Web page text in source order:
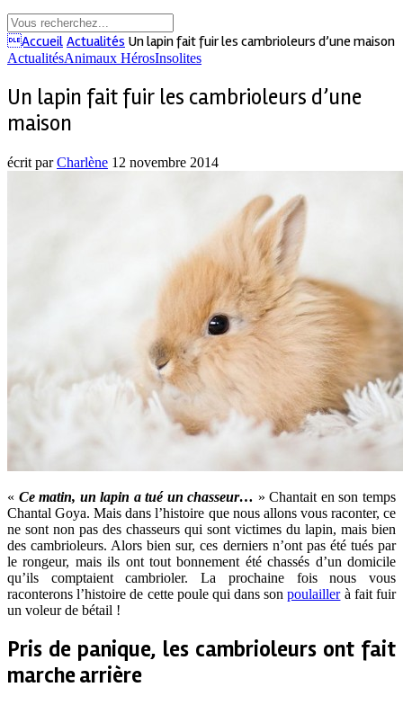
Accueil Actualités Un lapin fait fuir les cambrioleurs d’une maison
ActualitésAnimaux HérosInsolites
Un lapin fait fuir les cambrioleurs d’une
maison
écrit parCharlène 12 novembre 2014
« Ce matin, un lapin a tué un chasseur… » Chantait en son temps
Chantal Goya. Mais dans l’histoire que nous allons vous raconter, ce
ne sont non pas des chasseurs qui sont victimes du lapin, mais bien
des cambrioleurs. Alors bien sur, ces derniers n’ont pas été tués par
le rongeur, mais ils ont tout bonnement été chassés d’un domicile
qu’ils comptaient cambrioler. La prochaine fois nous vous
raconterons l’histoire de cette poule qui dans sonpoulaillerà fait fuir
un voleur de bétail !
Pris de panique, les cambrioleurs ont fait
marche arrière